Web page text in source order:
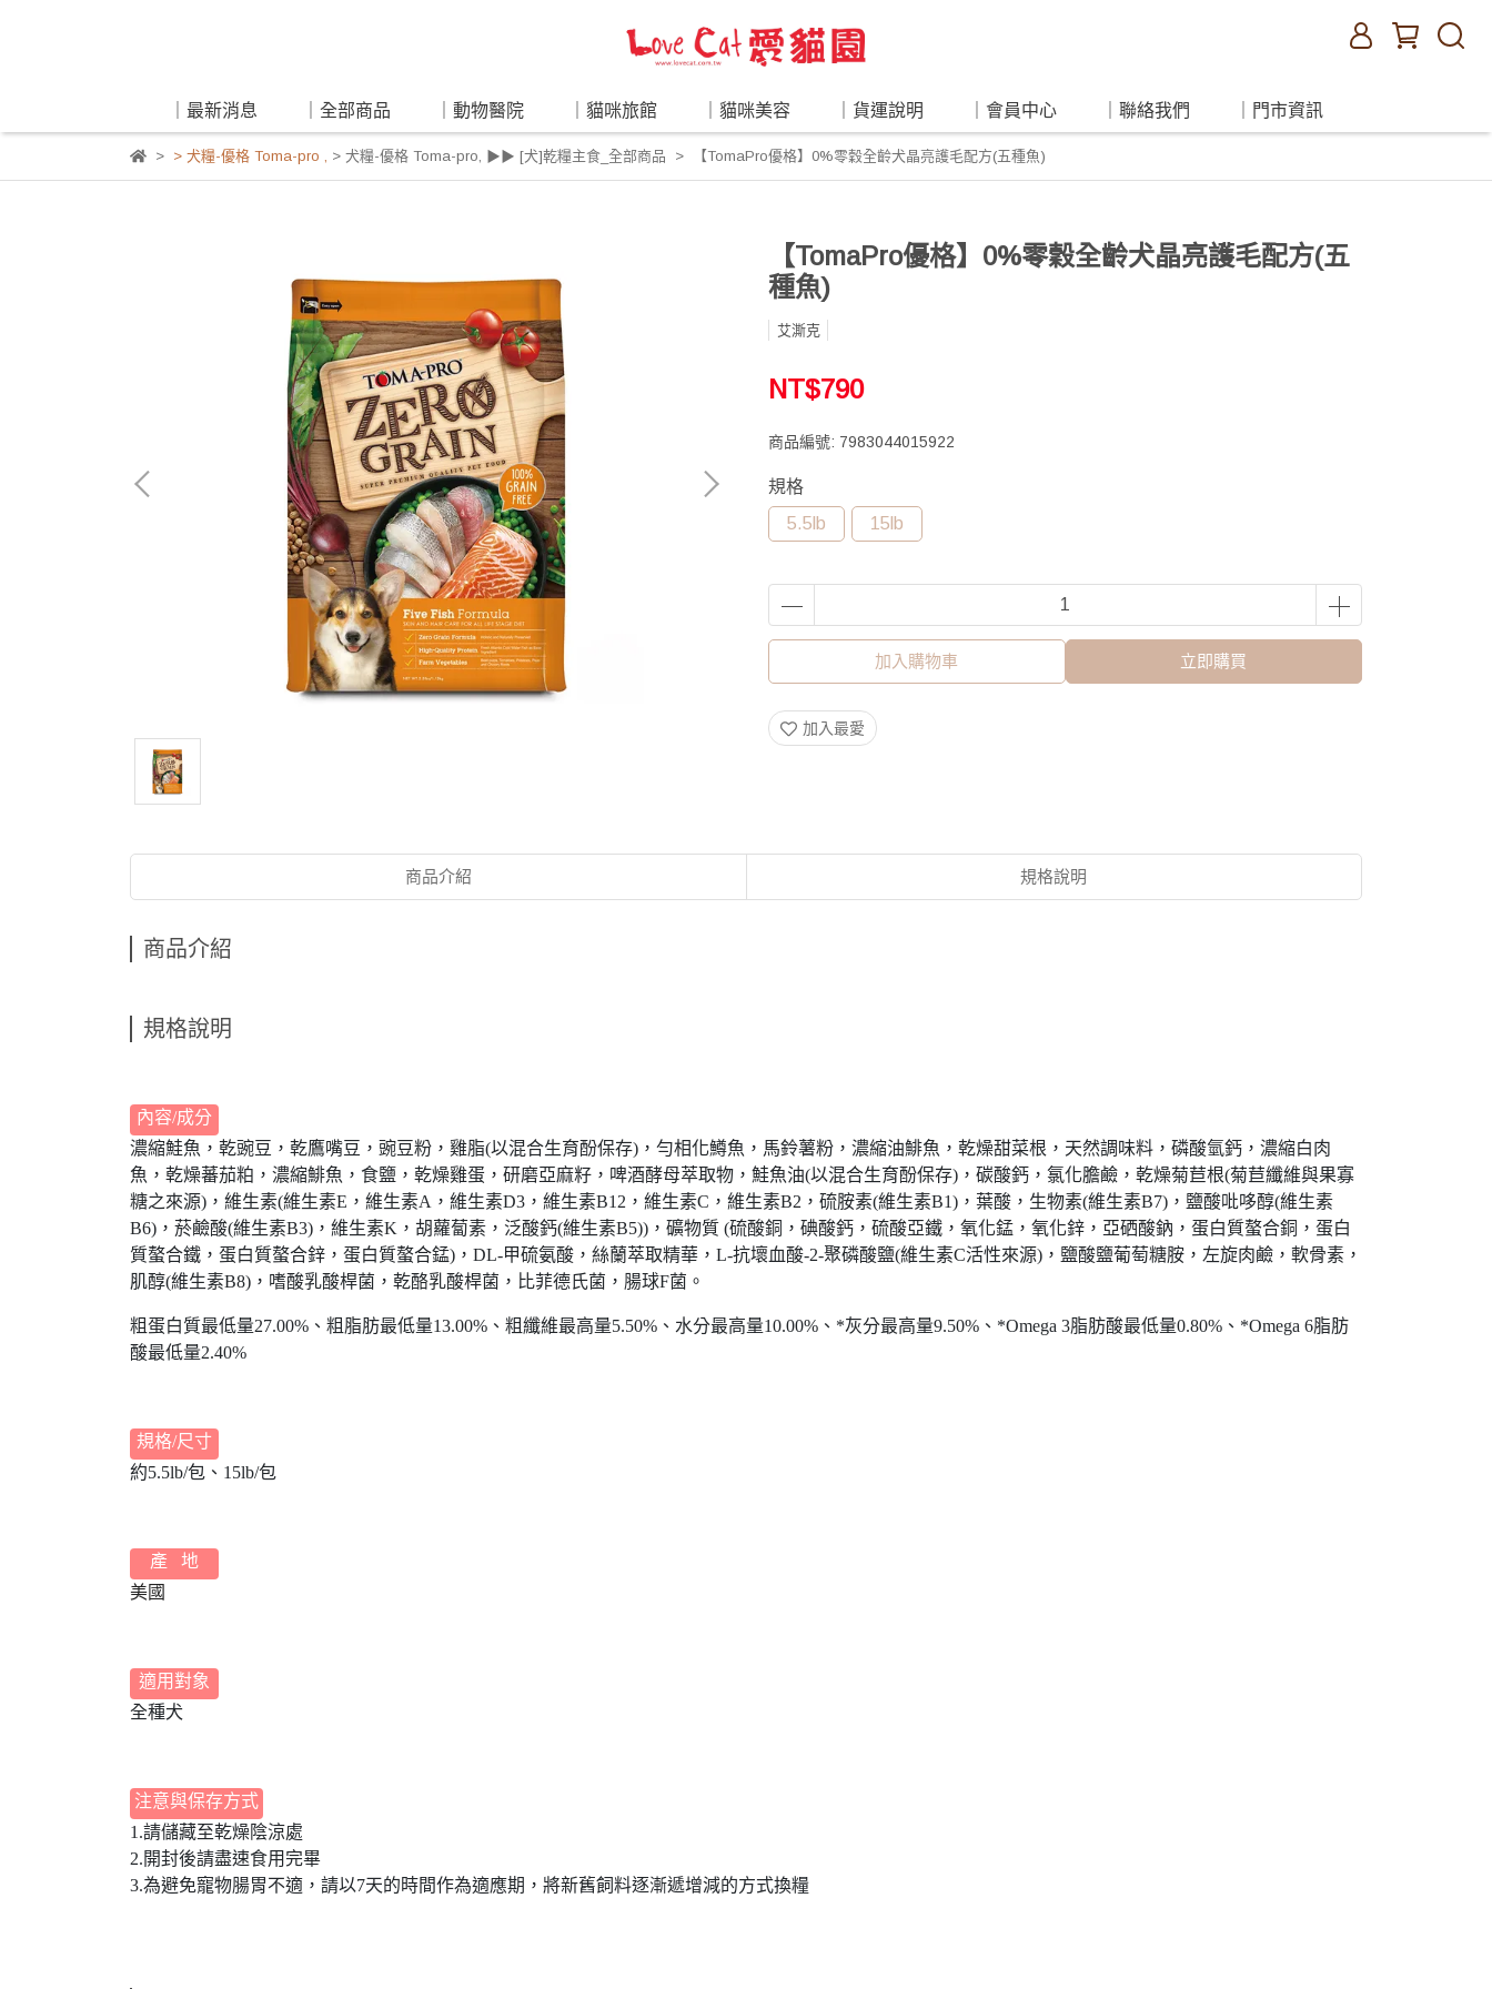
｜最新消息 ｜全部商品 ｜動物醫院 ｜貓咪旅館 ｜貓咪美容 ｜貨運說明 ｜會員中心 ｜聯絡我們 ｜門市資訊
> 犬糧-優格 Toma-pro , > 犬糧-優格 Toma-pro, ▶▶ [犬]乾糧主食_全部商品 【TomaPro優格】0%零穀全齡犬晶亮護毛配方(五種魚)
【TomaPro優格】0%零穀全齡犬晶亮護毛配方(五
種魚)
艾澌克
NT$790
商品編號: 7983044015922
規格
5.5lb
15lb
加入購物車 立即購買
加入最愛
商品介紹 規格說明
商品介紹
規格說明
內容/成分
濃縮鮭魚，乾豌豆，乾鷹嘴豆，豌豆粉，雞脂(以混合生育酚保存)，勻相化鱒魚，馬鈴薯粉，濃縮油鯡魚，乾燥甜菜根，天然調味料，磷酸氫鈣，濃縮白肉
魚，乾燥蕃茄粕，濃縮鯡魚，食鹽，乾燥雞蛋，研磨亞麻籽，啤酒酵母萃取物，鮭魚油(以混合生育酚保存)，碳酸鈣，氯化膽鹼，乾燥菊苣根(菊苣纖維與果寡
糖之來源)，維生素(維生素E，維生素A，維生素D3，維生素B12，維生素C，維生素B2，硫胺素(維生素B1)，葉酸，生物素(維生素B7)，鹽酸吡哆醇(維生素
B6)，菸鹼酸(維生素B3)，維生素K，胡蘿蔔素，泛酸鈣(維生素B5))，礦物質 (硫酸銅，碘酸鈣，硫酸亞鐵，氧化錳，氧化鋅，亞硒酸鈉，蛋白質螯合銅，蛋白
質螯合鐵，蛋白質螯合鋅，蛋白質螯合錳)，DL-甲硫氨酸，絲蘭萃取精華，L-抗壞血酸-2-聚磷酸鹽(維生素C活性來源)，鹽酸鹽葡萄糖胺，左旋肉鹼，軟骨素，
肌醇(維生素B8)，嗜酸乳酸桿菌，乾酪乳酸桿菌，比菲德氏菌，腸球F菌。
粗蛋白質最低量27.00%、粗脂肪最低量13.00%、粗纖維最高量5.50%、水分最高量10.00%、*灰分最高量9.50%、*Omega 3脂肪酸最低量0.80%、*Omega 6脂肪
酸最低量2.40%
規格/尺寸
約5.5lb/包、15lb/包
產 地
美國
適用對象
全種犬
注意與保存方式
1.請儲藏至乾燥陰涼處
2.開封後請盡速食用完畢
3.為避免寵物腸胃不適，請以7天的時間作為適應期，將新舊飼料逐漸遞增減的方式換糧